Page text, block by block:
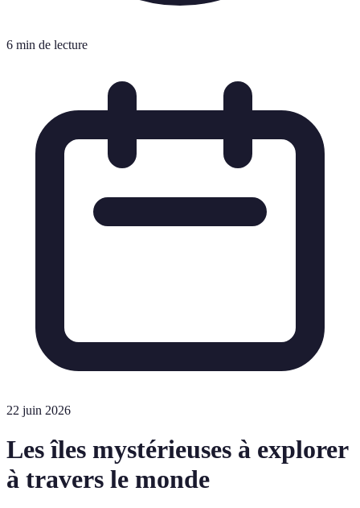
6 min de lecture
22 juin 2026
Les îles mystérieuses à explorer
à travers le monde